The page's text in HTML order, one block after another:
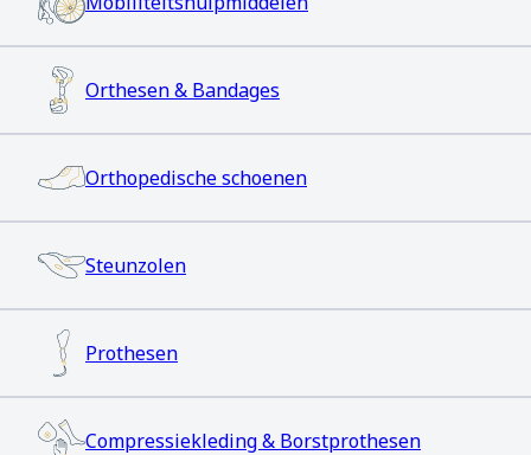
Maak een afspraak
Jobs
Zorgprofessionals
OrthoShop
FAQ
Extranet
Orthesen & Bandages
Orthopedische schoenen
Steunzolen
Prothesen
Compressiekleding & Borstprothesen